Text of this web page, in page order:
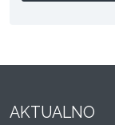
AKTUALNO